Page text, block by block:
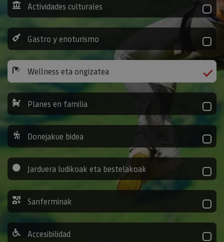
Actividades culturales
Gastro y enoturismo
Wellness eta ongizatea
Planes en familia
Donejakue bidea
Jarduera ludikoak eta bestelakoak
Sanferminak
Accesibilidad